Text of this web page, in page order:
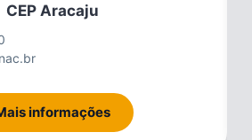
CEP Aracaju
informações